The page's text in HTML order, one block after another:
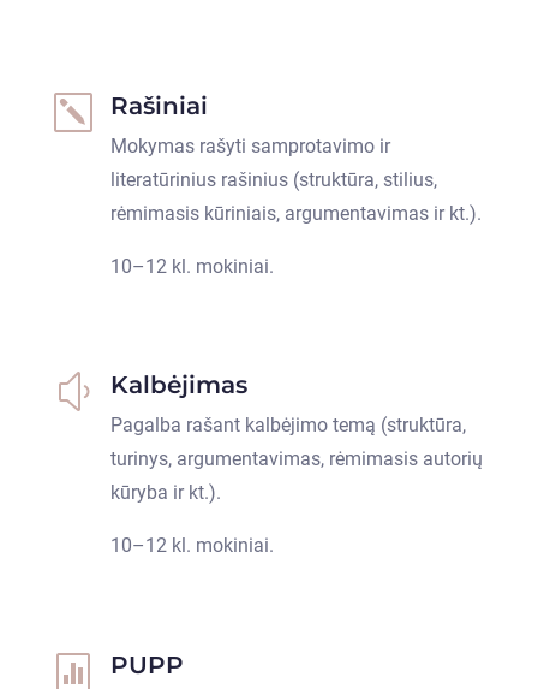
k Rašiniai
Mokymas rašyti samprotavimo ir
literatūrinius rašinius (struktūra, stilius,
rėmimasis kūriniais, argumentavimas ir kt.).
10–12 kl. mokiniai.
y Kalbėjimas
Pagalba rašant kalbėjimo temą (struktūra,
turinys, argumentavimas, rėmimasis autorių
kūryba ir kt.).
10–12 kl. mokiniai.
 PUPP